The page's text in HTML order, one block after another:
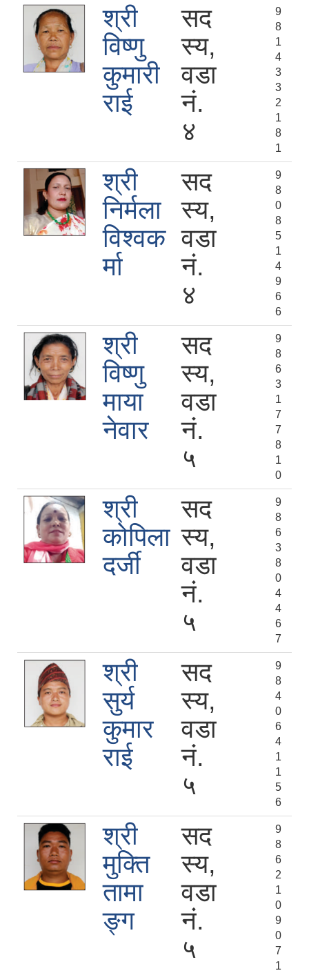
श्री
विष्णु
कुमारी
राई
सद
स्य,
वडा
नं.
४
9
8
1
4
3
3
2
1
8
1
श्री
निर्मला
विश्‍वक
र्मा
सद
स्य,
वडा
नं.
४
9
8
0
8
5
1
4
9
6
6
श्री
विष्णु
माया
नेवार
सद
स्य,
वडा
नं.
५
9
8
6
3
1
7
7
8
1
0
श्री
कोपिला
दर्जी
सद
स्य,
वडा
नं.
५
9
8
6
3
8
0
4
4
6
7
श्री
सुर्य
कुमार
राई
सद
स्य,
वडा
नं.
५
9
8
4
0
6
4
1
1
5
6
श्री
मुक्ति
तामा
ङ्ग
सद
स्य,
वडा
नं.
५
9
8
6
2
1
0
9
0
7
1